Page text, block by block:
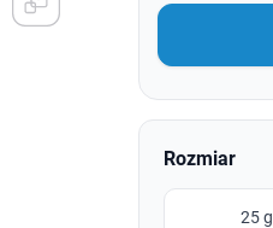
Rozmiar
25 g